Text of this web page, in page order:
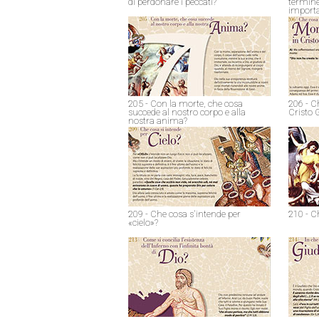
205 - Con la morte, che cosa
succede al nostro corpo e alla
nostra anima?
206 -
Cristo
209 - Che cosa s'intende per
«cielo»?
210 -